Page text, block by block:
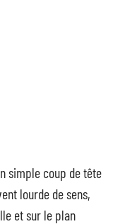
simple coup de tête
lourde de sens,
et sur le plan